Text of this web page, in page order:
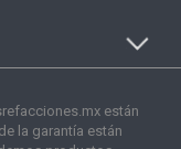
están
la garantía están